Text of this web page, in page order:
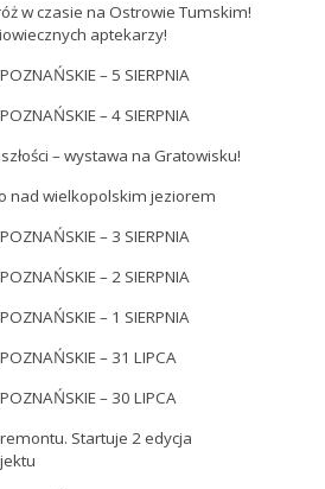
w czasie na Ostrowie Tumskim!
aptekarzy!
– 5 SIERPNIA
– 4 SIERPNIA
– wystawa na Gratowisku!
nad wielkopolskim jeziorem
– 3 SIERPNIA
– 2 SIERPNIA
– 1 SIERPNIA
– 31 LIPCA
– 30 LIPCA
Startuje 2 edycja